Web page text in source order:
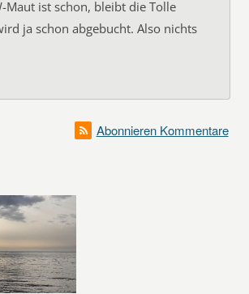
Maut ist schon, bleibt die Tolle
ja schon abgebucht. Also nichts
Abonnieren Kommentare